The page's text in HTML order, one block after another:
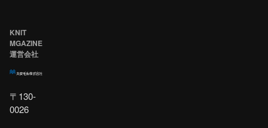
KNIT
MGAZINE
運営会社
〒130-
0026